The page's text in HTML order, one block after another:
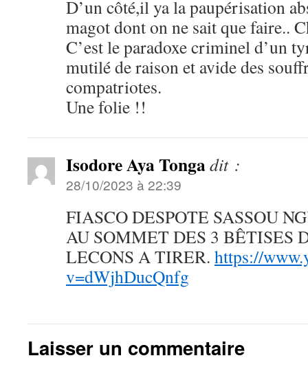
D’un côté,il ya la paupérisation
magot dont on ne sait que faire..
C’est le paradoxe criminel d’un
mutilé de raison et avide des
compatriotes.
Une folie !!
Isodore Aya Tongadit :
28/10/2023 à 22:39
FIASCO DESPOTE SASSOU
AU SOMMET DES 3 BÊTISES
LECONS A TIRER. https://
v=dWjhDucQnfg
Laisser un commentaire